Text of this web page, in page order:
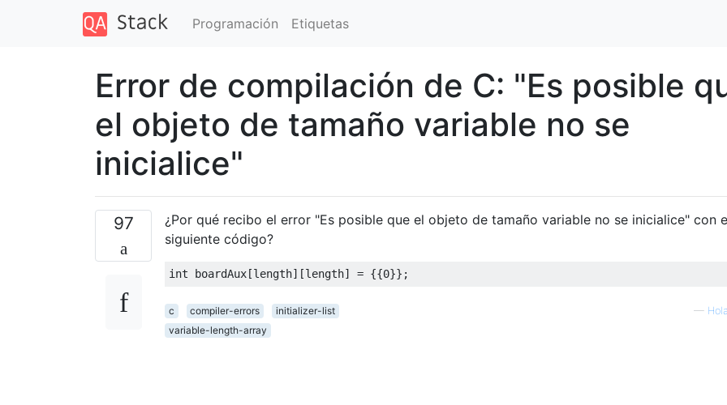
Programación Etiquetas
Error de compilación de C: "Es posible
el objeto de tamaño variable no se
inicialice"
97
¿Por qué recibo el error "Es posible que el objeto de tamaño variable no se inicialice" con
siguiente código?
int boardAux[length][length] = {{0}};
c compiler-errors
initializer-list
variable-length-array
—